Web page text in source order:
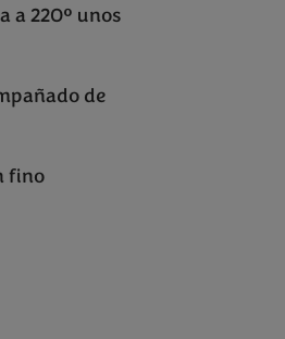
a 220º unos
de
fino